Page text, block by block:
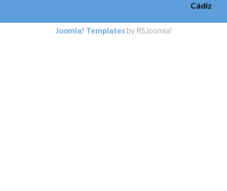
Cádiz
Joomla! Templatesby RSJoomla!